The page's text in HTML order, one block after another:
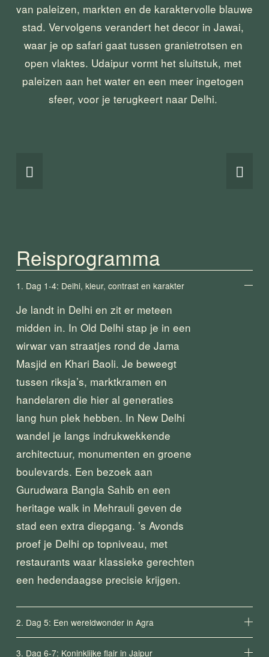
van paleizen, markten en de karaktervolle blauwe
stad. Vervolgens verandert het decor in Jawai,
waar je op safari gaat tussen granietrotsen en
open vlaktes. Udaipur vormt het sluitstuk, met
paleizen aan het water en een meer ingetogen
sfeer, voor je terugkeert naar Delhi.
Reisprogramma
1. Dag 1-4: Delhi, kleur, contrast en karakter
Je landt in Delhi en zit er meteen
midden in. In Old Delhi stap je in een
wirwar van straatjes rond de Jama
Masjid en Khari Baoli. Je beweegt
tussen riksja’s, marktkramen en
handelaren die hier al generaties
lang hun plek hebben. In New Delhi
wandel je langs indrukwekkende
architectuur, monumenten en groene
boulevards. Een bezoek aan
Gurudwara Bangla Sahib en een
heritage walk in Mehrauli geven de
stad een extra diepgang. ’s Avonds
proef je Delhi op topniveau, met
restaurants waar klassieke gerechten
een hedendaagse precisie krijgen.
2. Dag 5: Een wereldwonder in Agra
3. Dag 6-7: Koninklijke flair in Jaipur